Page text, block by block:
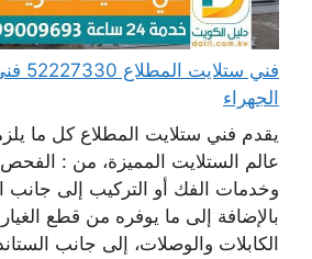
فني
الجهراء
يقدم فني ستلايت المطلاع كل ما
عالم الستلايت المميزة، من : الفحص
وخدمات الفك أو التركيب إلى جانب
بالإضافة إلى ما يوفره من قطع
الكابلات والوصلات، إلى جانب